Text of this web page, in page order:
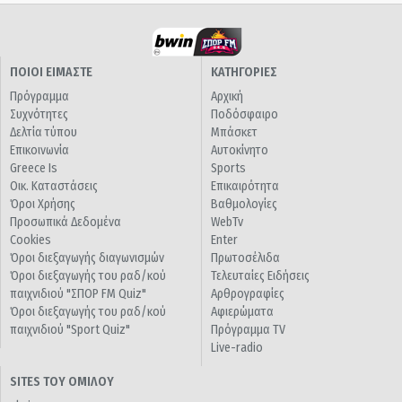
ΠΟΙΟΙ ΕΙΜΑΣΤΕ
Πρόγραμμα
Συχνότητες
Δελτία τύπου
Επικοινωνία
Greece Is
Οικ. Καταστάσεις
Όροι Χρήσης
Προσωπικά Δεδομένα
Cookies
Όροι διεξαγωγής διαγωνισμών
Όροι διεξαγωγής του ραδ/κού
παιχνιδιού "ΣΠΟΡ FM Quiz"
Όροι διεξαγωγής του ραδ/κού
παιχνιδιού "Sport Quiz"
ΚΑΤΗΓΟΡΙΕΣ
Αρχική
Ποδόσφαιρο
Μπάσκετ
Αυτοκίνητο
Sports
Επικαιρότητα
Βαθμολογίες
WebTv
Enter
Πρωτοσέλιδα
Τελευταίες Ειδήσεις
Αρθρογραφίες
Αφιερώματα
Πρόγραμμα TV
Live-radio
SITES ΤΟΥ ΟΜΙΛΟΥ